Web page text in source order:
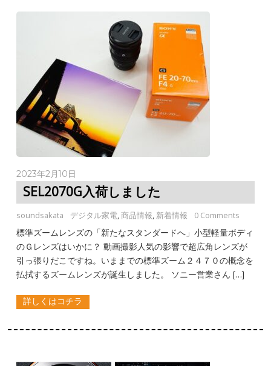
2023年2月10日
SEL2070G入荷しました
soundsakata デジタル家電,商品情報, 新着情報 0 Comments
標準ズームレンズの「新たなスタンダードへ」小型軽量ボディ
のＧレンズはいかに？ 動画撮影人気の影響で超広角レンズが
引っ張りだこですね。いままでの標準ズーム２４７０の概念を
払拭するズームレンズが誕生しました。 ソニー営業さん […]
詳しくはコチラ